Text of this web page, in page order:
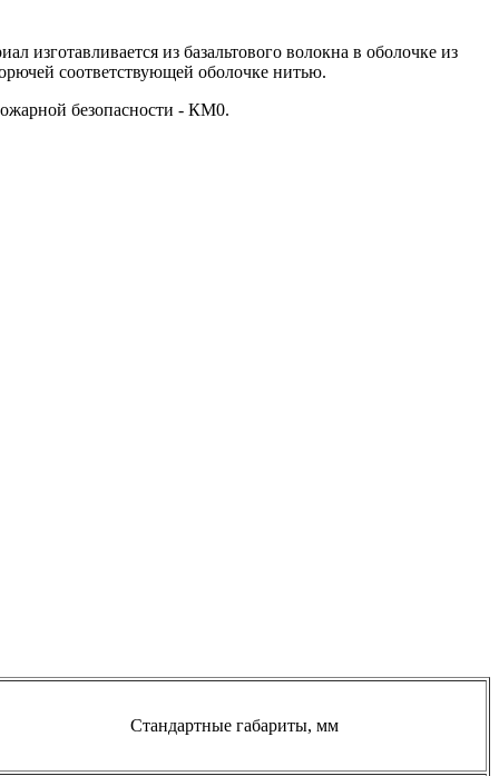
из базальтового волокна в оболочке из
соответствующей оболочке нитью.
безопасности - КМ0.
Стандартные габариты, мм